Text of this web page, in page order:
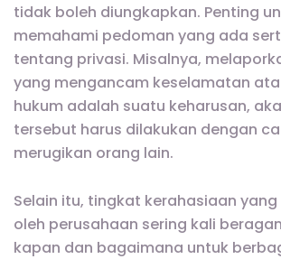
tidak boleh diungkapkan. Penting
memahami pedoman yang ada
tentang privasi. Misalnya,
yang mengancam keselamatan
hukum adalah suatu keharusan,
tersebut harus dilakukan dengan
merugikan orang lain.
Selain itu, tingkat kerahasiaan
oleh perusahaan sering kali
kapan dan bagaimana untuk